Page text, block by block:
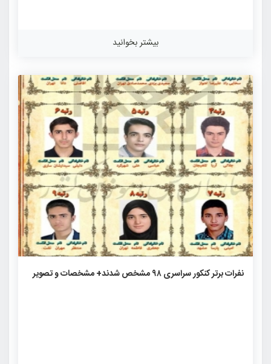
بیشتر بخوانید
نفرات برتر کنکور سراسری ۹۸ مشخص شدند+ مشخصات و تصویر